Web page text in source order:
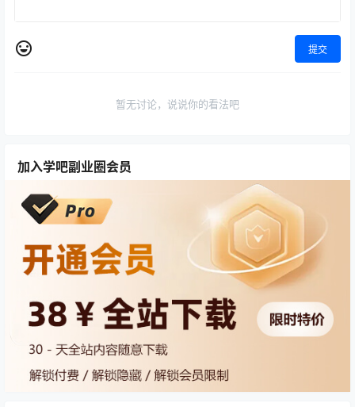
提交
暂无讨论，说说你的看法吧
加入学吧副业圈会员